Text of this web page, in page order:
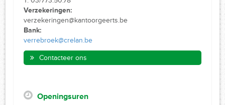
Verzekeringen:
verzekeringen@kantoorgeerts.be
Bank:
verrebroek@crelan.be
Contacteer ons
Openingsuren